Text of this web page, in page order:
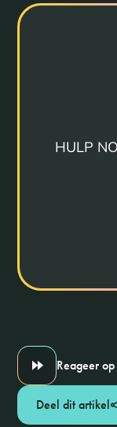
HULP
Reageer
Deel dit artikel